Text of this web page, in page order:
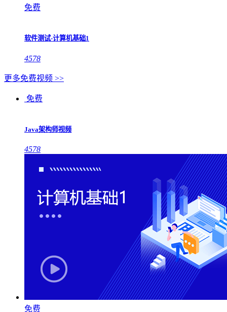
免费
软件测试-计算机基础1
4578
更多免费视频 >>
免费
Java架构师视频
4578
免费